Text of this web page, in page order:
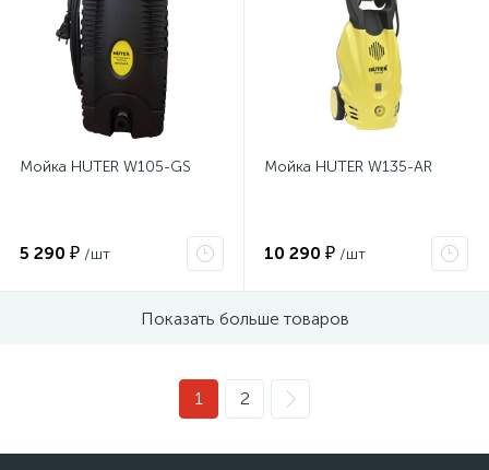
Мойка HUTER W105-GS
5 290 ₽ /шт
Мойка HUTER W135-AR
10 290 ₽ /шт
Показать больше товаров
1 2